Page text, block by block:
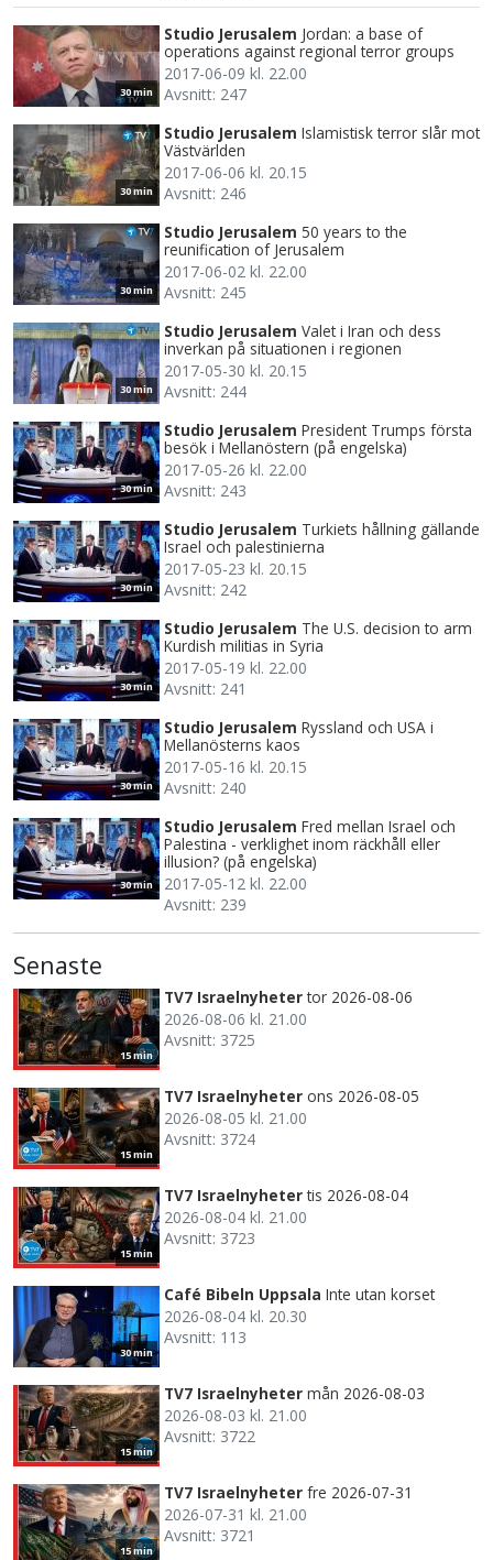
30 min
Studio Jerusalem Jordan: a base of
operations against regional terror groups
2017-06-09 kl. 22.00
Avsnitt: 247
30 min
Studio Jerusalem Islamistisk terror slår mot
Västvärlden
2017-06-06 kl. 20.15
Avsnitt: 246
30 min
Studio Jerusalem 50 years to the
reunification of Jerusalem
2017-06-02 kl. 22.00
Avsnitt: 245
30 min
Studio Jerusalem Valet i Iran och dess
inverkan på situationen i regionen
2017-05-30 kl. 20.15
Avsnitt: 244
30 min
Studio Jerusalem President Trumps första
besök i Mellanöstern (på engelska)
2017-05-26 kl. 22.00
Avsnitt: 243
30 min
Studio Jerusalem Turkiets hållning gällande
Israel och palestinierna
2017-05-23 kl. 20.15
Avsnitt: 242
30 min
Studio Jerusalem The U.S. decision to arm
Kurdish militias in Syria
2017-05-19 kl. 22.00
Avsnitt: 241
30 min
Studio Jerusalem Ryssland och USA i
Mellanösterns kaos
2017-05-16 kl. 20.15
Avsnitt: 240
30 min
Studio Jerusalem Fred mellan Israel och
Palestina - verklighet inom räckhåll eller
illusion? (på engelska)
2017-05-12 kl. 22.00
Avsnitt: 239
Senaste
15 min
TV7 Israelnyheter tor 2026-08-06
2026-08-06 kl. 21.00
Avsnitt: 3725
15 min
TV7 Israelnyheter ons 2026-08-05
2026-08-05 kl. 21.00
Avsnitt: 3724
15 min
TV7 Israelnyheter tis 2026-08-04
2026-08-04 kl. 21.00
Avsnitt: 3723
30 min
Café Bibeln Uppsala Inte utan korset
2026-08-04 kl. 20.30
Avsnitt: 113
15 min
TV7 Israelnyheter mån 2026-08-03
2026-08-03 kl. 21.00
Avsnitt: 3722
15 min
TV7 Israelnyheter fre 2026-07-31
2026-07-31 kl. 21.00
Avsnitt: 3721